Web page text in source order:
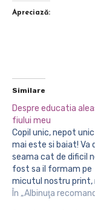
Apreciază:
Similare
Despre educatia
fiului meu
Copil unic, nepot unic si
mai este si baiat! Va
seama cat de dificil
fost sa il formam pe
micutul nostru print,
ales ca avea cea mai
În „Albinuţa